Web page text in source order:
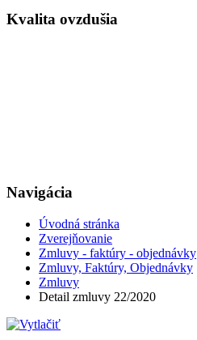
Kvalita ovzdušia
Navigácia
Úvodná stránka
Zverejňovanie
Zmluvy - faktúry - objednávky
Zmluvy, Faktúry, Objednávky
Zmluvy
Detail zmluvy 22/2020